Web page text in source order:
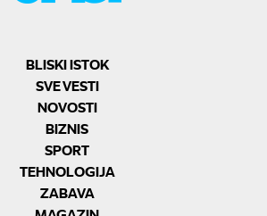
BLISKI ISTOK
SVE VESTI
NOVOSTI
BIZNIS
SPORT
TEHNOLOGIJA
ZABAVA